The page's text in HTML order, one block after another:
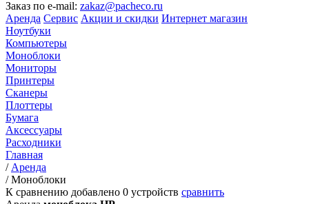
Заказ по e-mail: zakaz@pacheco.ru
Аренда Сервис Акции и скидки Интернет магазин
Ноутбуки
Компьютеры
Моноблоки
Мониторы
Принтеры
Сканеры
Плоттеры
Бумага
Аксессуары
Расходники
Главная
/ Аренда
/Моноблоки
К сравнению добавлено 0 устройств сравнить